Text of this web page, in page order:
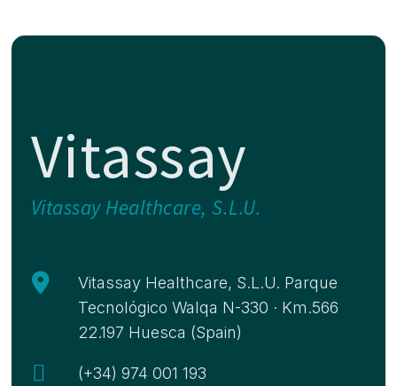
Vitassay
Vitassay Healthcare, S.L.U.

Vitassay Healthcare, S.L.U. Parque
Tecnológico Walqa N-330 · Km.566
22.197 Huesca (Spain)
 (+34) 974 001 193